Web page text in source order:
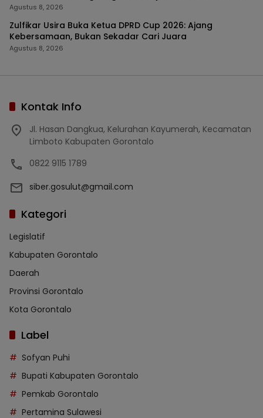
Agustus 8, 2026
Zulfikar Usira Buka Ketua DPRD Cup 2026: Ajang
Kebersamaan, Bukan Sekadar Cari Juara
Agustus 8, 2026
Kontak Info
Jl. Hasan Dangkua, Kelurahan Kayumerah, Kecamatan
Limboto Kabupaten Gorontalo
0822 9115 1789
siber.gosulut@gmail.com
Kategori
Legislatif
Kabupaten Gorontalo
Daerah
Provinsi Gorontalo
Kota Gorontalo
Label
Sofyan Puhi
Bupati Kabupaten Gorontalo
Pemkab Gorontalo
Pertamina Sulawesi